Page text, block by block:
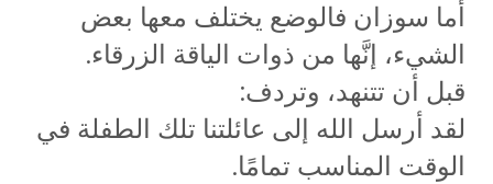
أما سوزان فالوضع يختلف معها بعض
الشيء، إنَّها من ذوات الياقة الزرقاء.
قبل أن تتنهد، وتردف:
لقد أرسل الله إلى عائلتنا تلك الطفلة في
الوقت المناسب تمامًا.